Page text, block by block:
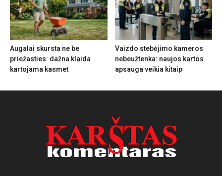
Augalai skursta ne be
priežasties: dažna klaida
kartojama kasmet
Vaizdo stebėjimo kameros
nebeužtenka: naujos kartos
apsauga veikia kitaip